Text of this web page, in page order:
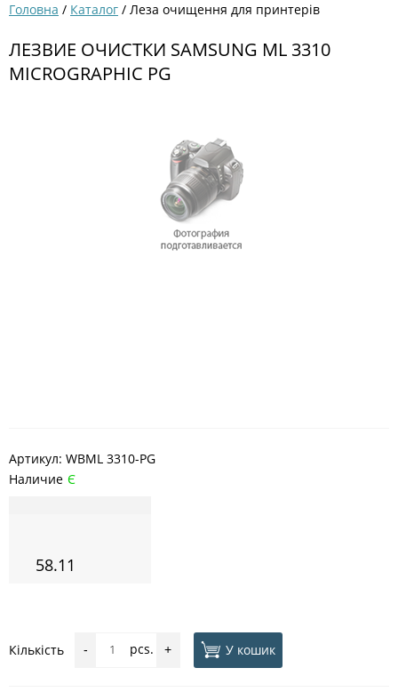
Головна / Каталог / Леза очищення для принтерів
ЛЕЗВИЕ ОЧИСТКИ SAMSUNG ML 3310
MICROGRAPHIC PG
Артикул: WBML 3310-PG
Наличие Є
58.11
Кількість - pcs. + У кошик